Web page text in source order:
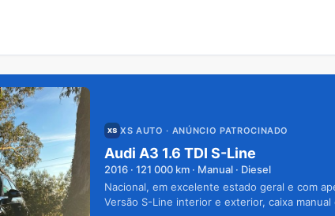
XS AUTO · ANÚNCIO PATROCINADO
Audi A3 1.6 TDI S-Line
2016 · 121 000 km · Manual · Diesel
Nacional, em excelente estado geral e com
Versão S-Line interior e exterior, caixa